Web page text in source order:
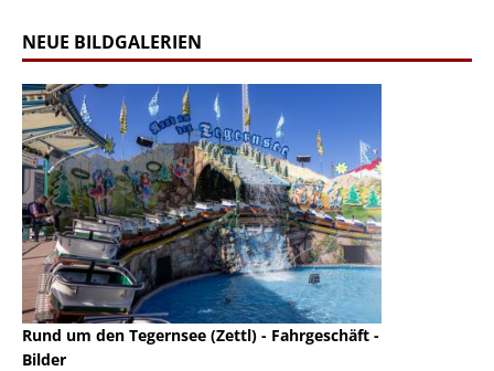
NEUE BILDGALERIEN
Rund um den Tegernsee (Zettl) - Fahrgeschäft -
Bilder